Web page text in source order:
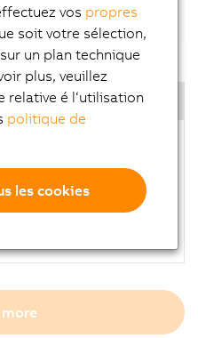
device
tasks
vos propres
soit votre sélection,
un plan technique
plus, veuillez
é l‘utilisation
politique de
les cookies